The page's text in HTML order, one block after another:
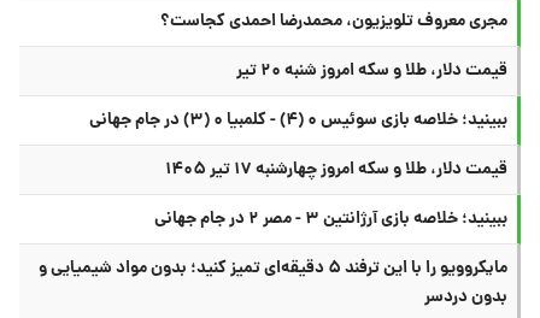
مجری معروف تلویزیون، محمدرضا احمدی کجاست؟
قیمت دلار، طلا و سکه امروز شنبه ۲۰ تیر
ببینید؛ خلاصه بازی سوئیس ۰ (۴) - کلمبیا ۰ (۳) در جام جهانی
قیمت دلار، طلا و سکه امروز چهارشنبه ۱۷ تیر ۱۴۰۵
ببینید؛ خلاصه بازی آرژانتین ۳ - مصر ۲ در جام جهانی
مایکروویو را با این ترفند ۵ دقیقه‌ای تمیز کنید؛ بدون مواد شیمیایی و
بدون دردسر